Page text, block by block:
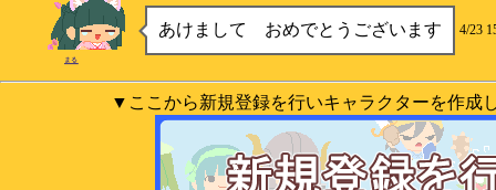
あけまして おめでとうございます 4/23
まる
▼ここから新規登録を行いキャラクターを作成